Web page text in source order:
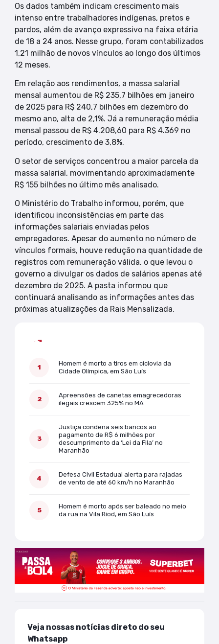
Os dados também indicam crescimento mais
intenso entre trabalhadores indígenas, pretos e
pardos, além de avanço expressivo na faixa etária
de 18 a 24 anos. Nesse grupo, foram contabilizados
1,21 milhão de novos vínculos ao longo dos últimos
12 meses.
Em relação aos rendimentos, a massa salarial
mensal aumentou de R$ 235,7 bilhões em janeiro
de 2025 para R$ 240,7 bilhões em dezembro do
mesmo ano, alta de 2,1%. Já a remuneração média
mensal passou de R$ 4.208,60 para R$ 4.369 no
período, crescimento de 3,8%.
O setor de serviços concentrou a maior parcela da
massa salarial, movimentando aproximadamente
R$ 155 bilhões no último mês analisado.
O Ministério do Trabalho informou, porém, que
identificou inconsistências em parte das
informações salariais enviadas pelos
empregadores. Apesar do aumento no número de
vínculos formais, houve redução na quantidade de
registros com remuneração válida, o que levou o
governo a divulgar os dados de salários apenas até
dezembro de 2025. A pasta informou que
continuará analisando as informações antes das
próximas atualizações da Rais Mensalizada.
Homem é morto a tiros em ciclovia da
Cidade Olímpica, em São Luís
Apreensões de canetas emagrecedoras
ilegais crescem 325% no MA
Justiça condena seis bancos ao
pagamento de R$ 6 milhões por
descumprimento da ‘Lei da Fila’ no
Maranhão
Defesa Civil Estadual alerta para rajadas
de vento de até 60 km/h no Maranhão
Homem é morto após ser baleado no meio
da rua na Vila Riod, em São Luís
Veja nossas notícias direto do seu
Whatsapp